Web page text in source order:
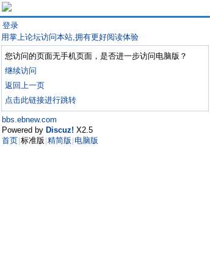
登录
用掌上论坛访问本站,拥有更好阅读体验
您访问的页面无手机页面，是否进一步访问电脑版？
继续访问
返回上一页
点击此链接进行跳转
bbs.ebnew.com
Powered by Discuz! X2.5
首页 标准版 精简版 电脑版